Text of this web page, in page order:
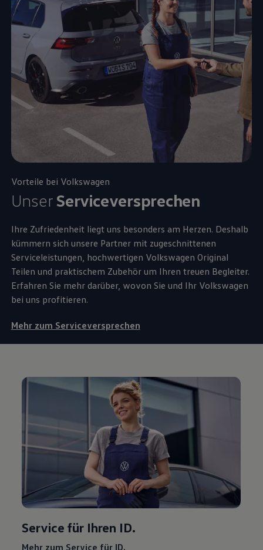
Vorteile bei Volkswagen
Unser Serviceversprechen
Ihre Zufriedenheit liegt uns besonders am Herzen. Deshalb
kümmern sich unsere Partner mit zugeschnittenen
Serviceleistungen, hochwertigen Volkswagen Original
Teilen und praktischem Zubehörum Ihren treuen Begleiter.
Erfahren Sie mehr darüber, wovon Sie und Ihr Volkswagen
bei uns profitieren.
Mehr zum Serviceversprechen
Service für Ihren ID.
Mehr zum Service für ID.